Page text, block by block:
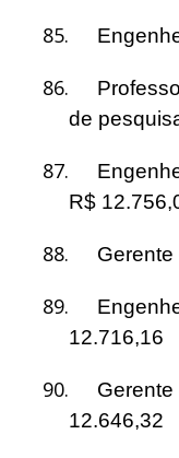
85.
86.
de
87.
R$
88.
89.
12.716,16
90.
12.646,32